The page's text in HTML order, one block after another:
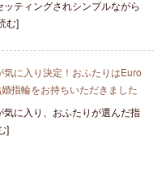
ティングされシンプルながら
む]
に入り決定！おふたりはEuro
指輪をお持ちいただきました
に入り、おふたりが選んだ指
]